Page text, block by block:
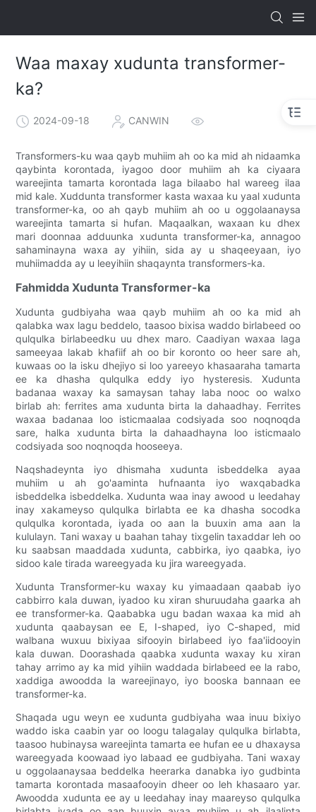
Waa maxay xudunta transformer-
ka?
2024-09-18 CANWIN
Transformers-ku waa qayb muhiim ah oo ka mid ah nidaamka
qaybinta korontada, iyagoo door muhiim ah ka ciyaara
wareejinta tamarta korontada laga bilaabo hal wareeg ilaa
mid kale. Xuddunta transformer kasta waxaa ku yaal xudunta
transformer-ka, oo ah qayb muhiim ah oo u oggolaanaysa
wareejinta tamarta si hufan. Maqaalkan, waxaan ku dhex
mari doonnaa adduunka xudunta transformer-ka, annagoo
sahaminayna waxa ay yihiin, sida ay u shaqeeyaan, iyo
muhiimadda ay u leeyihiin shaqaynta transformers-ka.
Fahmidda Xudunta Transformer-ka
Xudunta gudbiyaha waa qayb muhiim ah oo ka mid ah
qalabka wax lagu beddelo, taasoo bixisa waddo birlabeed oo
qulqulka birlabeedku uu dhex maro. Caadiyan waxaa laga
sameeyaa lakab khafiif ah oo bir koronto oo heer sare ah,
kuwaas oo la isku dhejiyo si loo yareeyo khasaaraha tamarta
ee ka dhasha qulqulka eddy iyo hysteresis. Xudunta
badanaa waxay ka samaysan tahay laba nooc oo walxo
birlab ah: ferrites ama xudunta birta la dahaadhay. Ferrites
waxaa badanaa loo isticmaalaa codsiyada soo noqnoqda
sare, halka xudunta birta la dahaadhayna loo isticmaalo
codsiyada soo noqnoqda hooseeya.
Naqshadeynta iyo dhismaha xudunta isbeddelka ayaa
muhiim u ah go'aaminta hufnaanta iyo waxqabadka
isbeddelka isbeddelka. Xudunta waa inay awood u leedahay
inay xakameyso qulqulka birlabta ee ka dhasha socodka
qulqulka korontada, iyada oo aan la buuxin ama aan la
kululayn. Tani waxay u baahan tahay tixgelin taxaddar leh oo
ku saabsan maaddada xudunta, cabbirka, iyo qaabka, iyo
sidoo kale tirada wareegyada ku jira wareegyada.
Xudunta Transformer-ku waxay ku yimaadaan qaabab iyo
cabbirro kala duwan, iyadoo ku xiran shuruudaha gaarka ah
ee transformer-ka. Qaababka ugu badan waxaa ka mid ah
xudunta qaabaysan ee E, I-shaped, iyo C-shaped, mid
walbana wuxuu bixiyaa sifooyin birlabeed iyo faa'iidooyin
kala duwan. Doorashada qaabka xudunta waxay ku xiran
tahay arrimo ay ka mid yihiin waddada birlabeed ee la rabo,
xaddiga awoodda la wareejinayo, iyo booska bannaan ee
transformer-ka.
Shaqada ugu weyn ee xudunta gudbiyaha waa inuu bixiyo
waddo iska caabin yar oo loogu talagalay qulqulka birlabta,
taasoo hubinaysa wareejinta tamarta ee hufan ee u dhaxaysa
wareegyada koowaad iyo labaad ee gudbiyaha. Tani waxay
u oggolaanaysaa beddelka heerarka danabka iyo gudbinta
tamarta korontada masaafooyin dheer oo leh khasaaro yar.
Awoodda xudunta ee ay u leedahay inay maareyso qulqulka